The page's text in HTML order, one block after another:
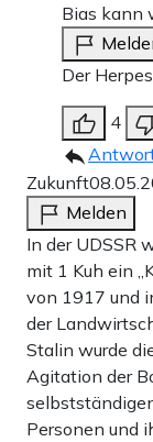
Bias kann
Der
4
Zukunft
Melden
In der UDSSR
mit 1 Kuh ein
von 1917 und
der
Stalin wurde
Agitation der
Personen und